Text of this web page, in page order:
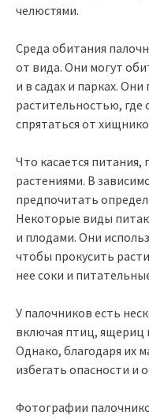
челюстями.
Среда обитания
от вида. Они могут
и в садах и парках.
растительностью, где
спрятаться от
Что касается
растениями. В
предпочитать
Некоторые виды
и плодами. Они
чтобы прокусить
нее соки и
У палочников есть
включая птиц, ящериц
Однако, благодаря их
избегать опасности и
Фотографии